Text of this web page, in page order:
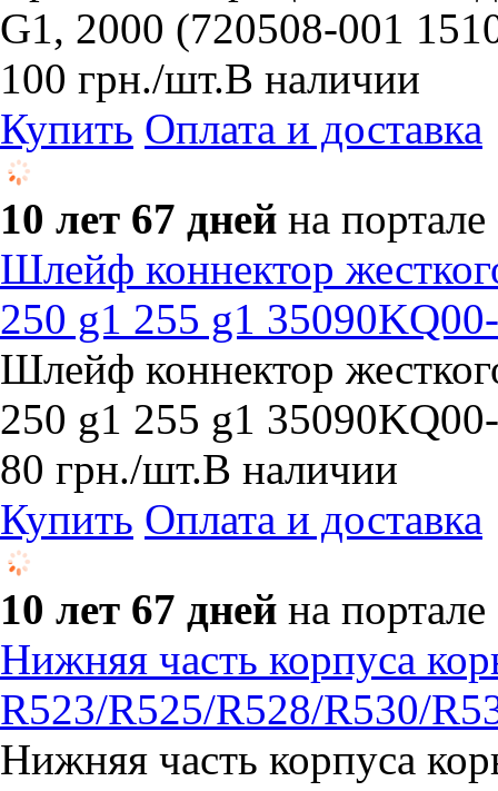
G1, 2000 (720508-001
100 грн./шт.В наличии
Купить Оплата и доставка
10 лет 67 дней на портале
Шлейф коннектор
250 g1 255 g1
Шлейф коннектор
250 g1 255 g1
80 грн./шт.В наличии
Купить Оплата и доставка
10 лет 67 дней на портале
Нижняя часть корпуса
R523/R525/R528/R530/
Нижняя часть корпуса